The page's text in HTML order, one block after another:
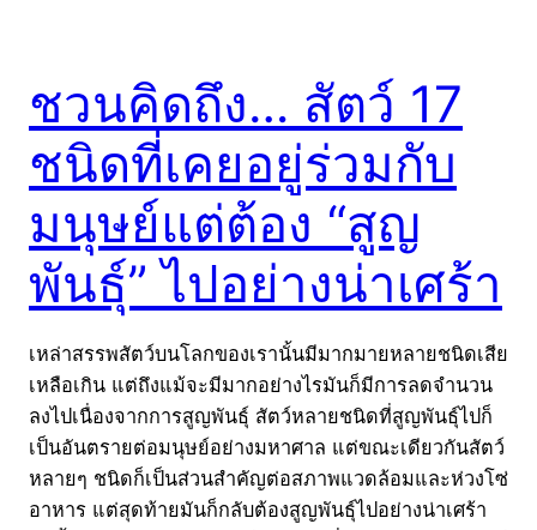
ชวนคิดถึง… สัตว์ 17
ชนิดที่เคยอยู่ร่วมกับ
มนุษย์แต่ต้อง “สูญ
พันธุ์” ไปอย่างน่าเศร้า
เหล่าสรรพสัตว์บนโลกของเรานั้นมีมากมายหลายชนิดเสีย
เหลือเกิน แต่ถึงแม้จะมีมากอย่างไรมันก็มีการลดจำนวน
ลงไปเนื่องจากการสูญพันธุ์ สัตว์หลายชนิดที่สูญพันธุ์ไปก็
เป็นอันตรายต่อมนุษย์อย่างมหาศาล แต่ขณะเดียวกันสัตว์
หลายๆ ชนิดก็เป็นส่วนสำคัญต่อสภาพแวดล้อมและห่วงโซ่
อาหาร แต่สุดท้ายมันก็กลับต้องสูญพันธุ์ไปอย่างน่าเศร้า